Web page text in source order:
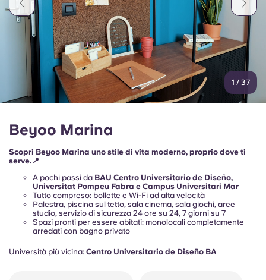
1 / 37
Beyoo Marina
Scopri Beyoo Marina uno stile di vita moderno, proprio dove ti
serve.📍
A pochi passi da BAU Centro Universitario de Diseño,
Universitat Pompeu Fabra e Campus Universitari Mar
Tutto compreso: bollette e Wi-Fi ad alta velocità
Palestra, piscina sul tetto, sala cinema, sala giochi, aree
studio, servizio di sicurezza 24 ore su 24, 7 giorni su 7
Spazi pronti per essere abitati: monolocali completamente
arredati con bagno privato
Università più vicina: Centro Universitario de Diseño BA